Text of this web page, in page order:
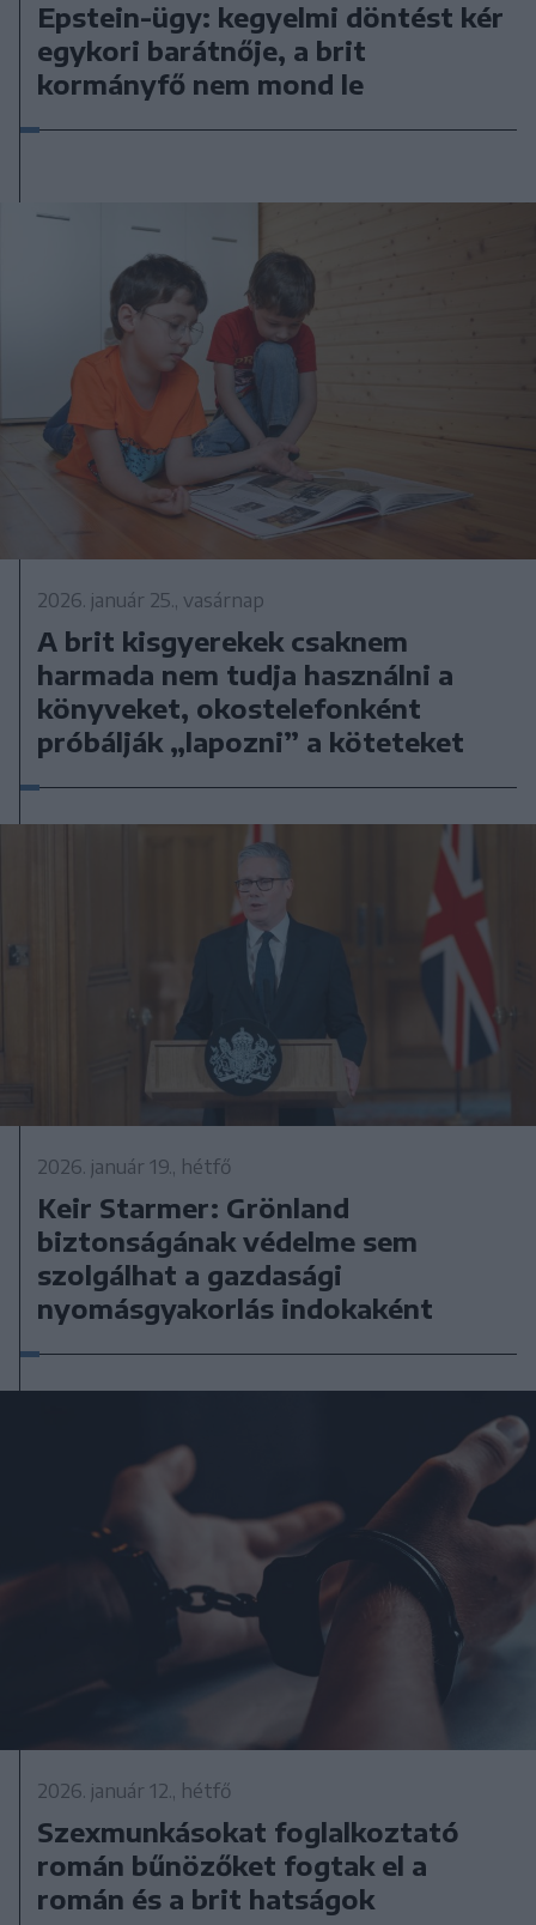
Epstein-ügy: kegyelmi döntést kér
egykori barátnője, a brit
kormányfő nem mond le
2026. január 25., vasárnap
A brit kisgyerekek csaknem
harmada nem tudja használni a
könyveket, okostelefonként
próbálják „lapozni” a köteteket
2026. január 19., hétfő
Keir Starmer: Grönland
biztonságának védelme sem
szolgálhat a gazdasági
nyomásgyakorlás indokaként
2026. január 12., hétfő
Szexmunkásokat foglalkoztató
román bűnözőket fogtak el a
román és a brit hatságok